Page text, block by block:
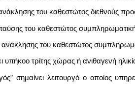
του καθεστώτος διεθνούς
του καθεστώτος
του καθεστώτος
υπήκοο τρίτης χώρας ή ανιθαγενή
σημαίνει λειτουργό ο οποίος